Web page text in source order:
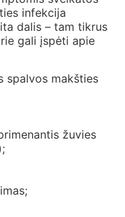
infekcija
dalis – tam tikrus
gali įspėti apie
spalvos makšties
žuvies